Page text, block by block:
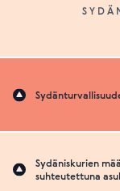
Sydäniskurien
suhteutettuna